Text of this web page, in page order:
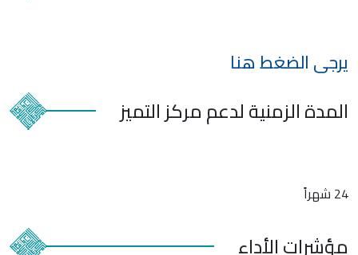
يرجى الضغط هنا
المدة الزمنيةلدعم مركز التميز
24 شهراً
مؤشراتالأداء